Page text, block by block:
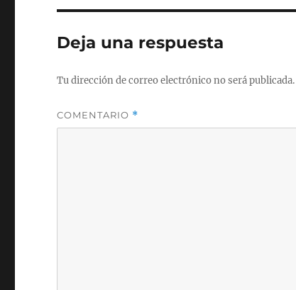
Deja una respuesta
Tu dirección de correo electrónico no será publicada.
COMENTARIO *